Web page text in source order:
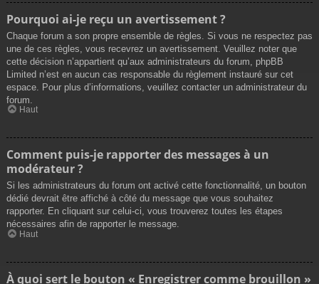
Pourquoi ai-je reçu un avertissement ?
Chaque forum a son propre ensemble de règles. Si vous ne respectez pas
une de ces règles, vous recevrez un avertissement. Veuillez noter que
cette décision n’appartient qu’aux administrateurs du forum, phpBB
Limited n’est en aucun cas responsable du règlement instauré sur cet
espace. Pour plus d’informations, veuillez contacter un administrateur du
forum.
Haut
Comment puis-je rapporter des messages à un
modérateur ?
Si les administrateurs du forum ont activé cette fonctionnalité, un bouton
dédié devrait être affiché à côté du message que vous souhaitez
rapporter. En cliquant sur celui-ci, vous trouverez toutes les étapes
nécessaires afin de rapporter le message.
Haut
À quoi sert le bouton « Enregistrer comme brouillon »